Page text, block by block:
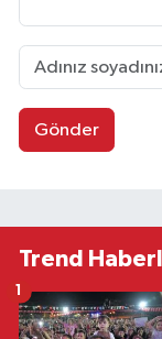
Gönder
Trend
1